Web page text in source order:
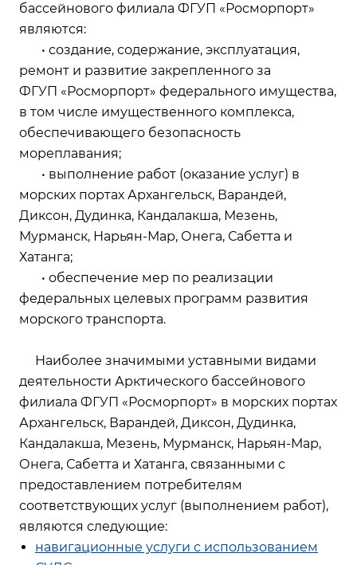
бассейнового филиала ФГУП «Росморпорт»
являются:
• создание, содержание, эксплуатация,
ремонт и развитие закрепленного за
ФГУП «Росморпорт» федерального имущества,
в том числе имущественного комплекса,
обеспечивающего безопасность
мореплавания;
• выполнение работ (оказание услуг) в
морских портах Архангельск, Варандей,
Диксон, Дудинка, Кандалакша, Мезень,
Мурманск, Нарьян-Мар, Онега, Сабетта и
Хатанга;
• обеспечение мер по реализации
федеральных целевых программ развития
морского транспорта.
Наиболее значимыми уставными видами
деятельности Арктического бассейнового
филиала ФГУП «Росморпорт» в морских портах
Архангельск, Варандей, Диксон, Дудинка,
Кандалакша, Мезень, Мурманск, Нарьян-Мар,
Онега, Сабетта и Хатанга, связанными с
предоставлением потребителям
соответствующих услуг (выполнением работ),
являются следующие:
навигационные услуги с использованием